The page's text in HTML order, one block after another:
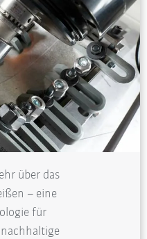
über das
– eine
für